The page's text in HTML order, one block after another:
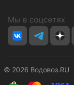
Мы в соцсетях
© 2026 Водовоз.RU